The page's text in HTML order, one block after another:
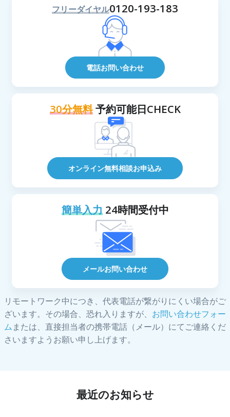
フリーダイヤル0120-193-183
電話お問い合わせ
30分無料予約可能日CHECK
オンライン無料相談お申込み
簡単入力24時間受付中
メールお問い合わせ
リモートワーク中につき、代表電話が繋がりにくい場合がご
ざいます。その場合、恐れ入りますが、 お問い合わせフォー
ムまたは、直接担当者の携帯電話（メール）にてご連絡くだ
さいますようお願い申し上げます。
最近のお知らせ